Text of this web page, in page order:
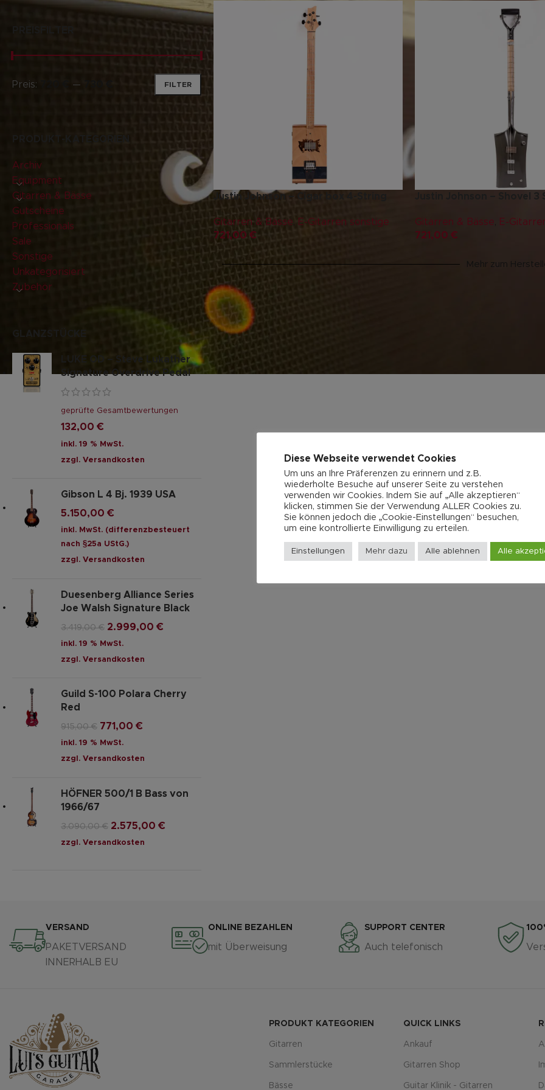
FILTER
Preis: —
Archiv
Equipment
Gitarren & Bässe
Gutscheine
Professionals
Sale
Sonstige
Unkategorisiert
Zubehör
LUKE OD – Steve Lukather
Signature Overdrive Pedal
geprüfte Gesamtbewertungen
132,00 €
inkl. 19 % MwSt.
zzgl. Versandkosten
Gibson L 4 Bj. 1939 USA
5.150,00 €
inkl. MwSt. (differenzbesteuert
nach §25a UStG.)
zzgl. Versandkosten
Duesenberg Alliance Series
Joe Walsh Signature Black
3.419,00€ 2.999,00 €
inkl. 19 % MwSt.
zzgl. Versandkosten
Guild S-100 Polara Cherry
Red
915,00€ 771,00 €
inkl. 19 % MwSt.
zzgl. Versandkosten
HÖFNER 500/1 B Bass von
1966/67
3.090,00€ 2.575,00 €
zzgl. Versandkosten
Justin Johnson – Cigar box 4-String
Gitarren & Bässe
E-Gitarren sonstige
721,00 €
Justin Johnson – Shovel 3
Gitarren & Bässe
E-
721,00 €
Mehr zum
VERSAND
PAKETVERSAND
INNERHALB EU
ONLINE BEZAHLEN
mit Überweisung
SUPPORT CENTER
Auch telefonisch
PRODUKT KATEGORIEN
Gitarren
Sammlerstücke
Bässe
QUICK LINKS
Ankauf
Gitarren Shop
Guitar Klinik - Gitarren
Diese Webseite verwendet Cookies
Um uns an Ihre Präferenzen zu erinnern und z.B.
wiederholte Besuche auf unserer Seite zu verstehen
verwenden wir Cookies. Indem Sie auf „Alle akzeptieren“
klicken, stimmen Sie der Verwendung ALLER Cookies zu.
Sie können jedoch die „Cookie-Einstellungen“ besuchen,
um eine kontrollierte Einwilligung zu erteilen.
Einstellungen Mehr dazu Alle ablehnen Alle